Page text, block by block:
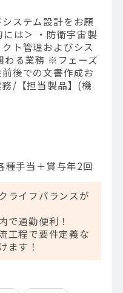
ステム設計をお願
には＞ ・防衛宇宙製
ト管理およびシス
わる業務 ※フェーズ
後での文書作成お
/【担当製品】(機
種手当＋賞与年2回
ライフバランスが
で通勤便利！
工程で要件定義な
ます！